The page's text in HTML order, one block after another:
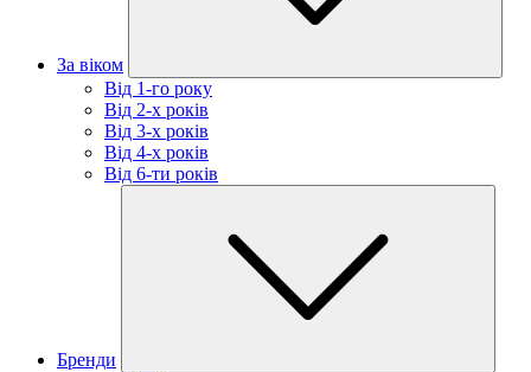
За віком
Від 1-го року
Від 2-х років
Від 3-х років
Від 4-х років
Від 6-ти років
Бренди